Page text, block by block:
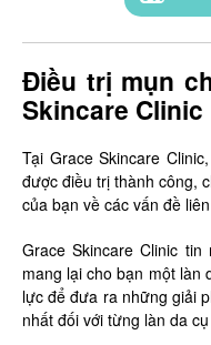
Điều trị mụn
Skincare Clinic
Tại Grace Skincare
được điều trị thành công,
của bạn về các vấn đề
Grace Skincare Clinic
mang lại cho bạn một làn
lực để đưa ra những giải
nhất đối với từng làn da